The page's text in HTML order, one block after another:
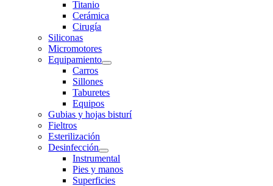
Titanio
Cerámica
Cirugía
Siliconas
Micromotores
Equipamiento
Carros
Sillones
Taburetes
Equipos
Gubias y hojas bisturí
Fieltros
Esterilización
Desinfección
Instrumental
Pies y manos
Superficies